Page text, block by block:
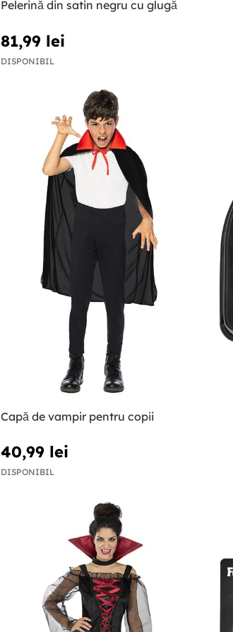
Pelerină din satin negru cu glugă
81,99 lei
DISPONIBIL
Capă de vampir pentru copii
40,99 lei
DISPONIBIL